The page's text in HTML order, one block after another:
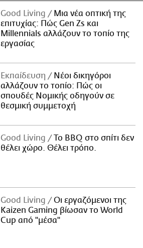
Good Living
Μια νέα οπτική της
επιτυχίας: Πώς Gen Zs και
Millennials αλλάζουν το τοπίο της
εργασίας
Εκπαίδευση
Νέοι δικηγόροι
αλλάζουν το τοπίο: Πώς οι
σπουδές Νομικής οδηγούν σε
θεσμική συμμετοχή
Good Living
Το BBQ στο σπίτι δεν
θέλει χώρο. Θέλει τρόπο.
Good Living
Οι εργαζόμενοι της
Kaizen Gaming βίωσαν το World
Cup από "μέσα"